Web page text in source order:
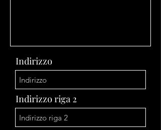
Indirizzo
Indirizzo riga 2